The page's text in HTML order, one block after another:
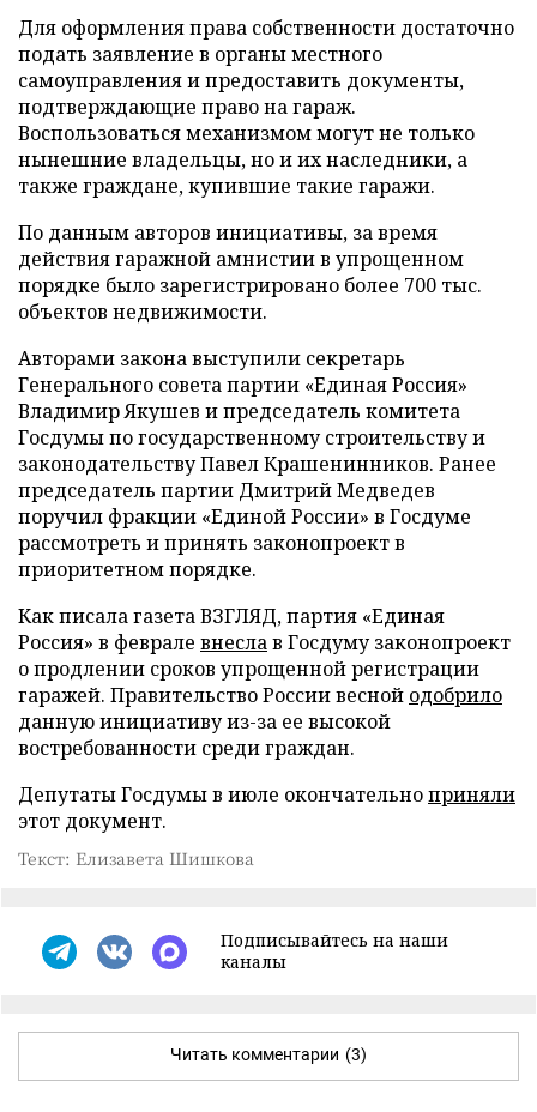
Для оформления права собственности достаточно
подать заявление в органы местного
самоуправления и предоставить документы,
подтверждающие право на гараж.
Воспользоваться механизмом могут не только
нынешние владельцы, но и их наследники, а
также граждане, купившие такие гаражи.
По данным авторов инициативы, за время
действия гаражной амнистии в упрощенном
порядке было зарегистрировано более 700 тыс.
объектов недвижимости.
Авторами закона выступили секретарь
Генерального совета партии «Единая Россия»
Владимир Якушев и председатель комитета
Госдумы по государственному строительству и
законодательству Павел Крашенинников. Ранее
председатель партии Дмитрий Медведев
поручил фракции «Единой России» в Госдуме
рассмотреть и принять законопроект в
приоритетном порядке.
Как писала газета ВЗГЛЯД, партия «Единая
Россия» в феврале внеслав Госдуму законопроект
о продлении сроков упрощенной регистрации
гаражей. Правительство России весной одобрило
данную инициативу из-за ее высокой
востребованности среди граждан.
Депутаты Госдумы в июле окончательноприняли
этот документ.
Текст: Елизавета Шишкова
Подписывайтесь на наши
каналы
Читать комментарии (3)